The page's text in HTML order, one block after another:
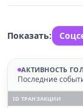
Показать:
АКТИВНОСТЬ
Последние
ID ТРАНЗАКЦИИ